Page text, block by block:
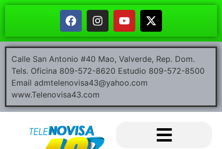
Calle San Antonio #40 Mao, Valverde, Rep. Dom.
Tels. Oficina 809-572-8620 Estudio 809-572-8500
Email admtelenovisa43@yahoo.com
www.Telenovisa43.com